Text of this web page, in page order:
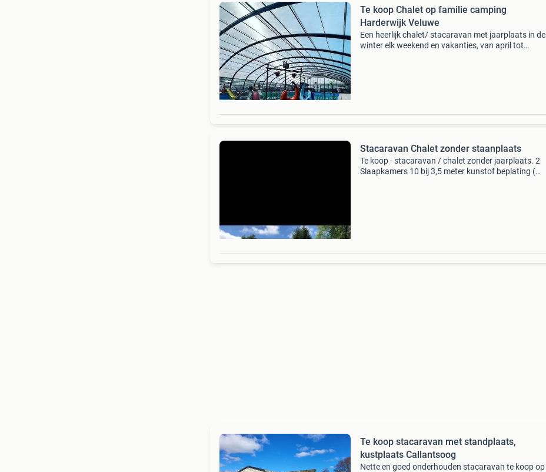
Te koop Chalet op familie camping
Harderwijk Veluwe
Een heerlijk chalet/ stacaravan met jaarplaats in de
winter elk weekend en vakanties, van april tot
Stacaravan Chalet zonder staanplaats
Te koop - stacaravan / chalet zonder jaarplaats. 2
Slaapkamers 10 bij 3,5 meter kunstof beplating (
Te koop stacaravan met standplaats,
kustplaats Callantsoog
Nette en goed onderhouden stacaravan te koop op